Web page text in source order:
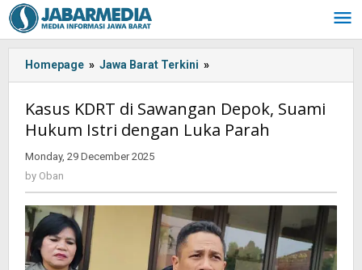
Skip
to
content
Homepage » Jawa Barat Terkini »
KDRT
Sawangan
Depok,
Luka
Parah
Kasus KDRT di Sawangan Depok, Suami
Hukum Istri dengan Luka Parah
Monday, 29 December 2025
by Oban